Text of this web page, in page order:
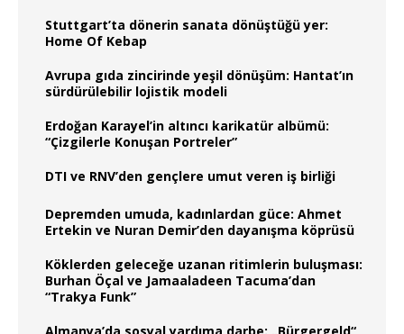
Stuttgart’ta dönerin sanata dönüştüğü yer:
Home Of Kebap
Avrupa gıda zincirinde yeşil dönüşüm: Hantat’ın
sürdürülebilir lojistik modeli
Erdoğan Karayel’in altıncı karikatür albümü:
“Çizgilerle Konuşan Portreler”
DTI ve RNV’den gençlere umut veren iş birliği
Depremden umuda, kadınlardan güce: Ahmet
Ertekin ve Nuran Demir’den dayanışma köprüsü
Köklerden geleceğe uzanan ritimlerin buluşması:
Burhan Öçal ve Jamaaladeen Tacuma’dan
“Trakya Funk”
Almanya’da sosyal yardıma darbe: „Bürgergeld“